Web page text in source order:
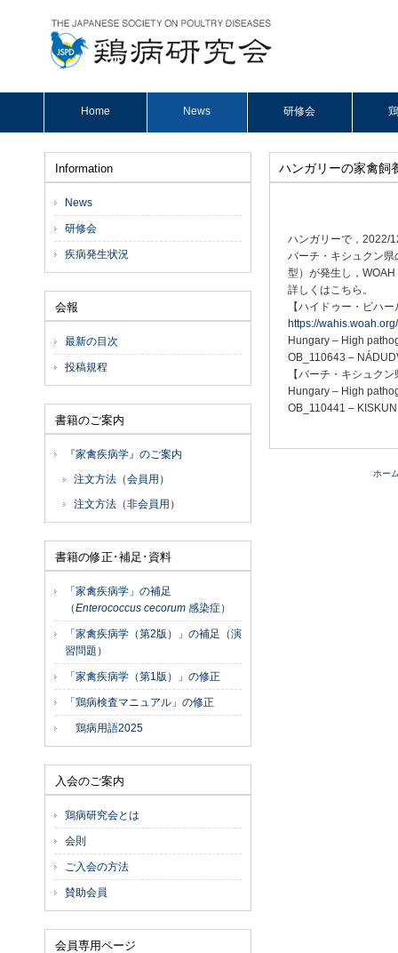
Home News 研修会
ハンガリーの家禽飼
ハンガリーで，2022/
バーチ・キシュクン
型）が発生し，
詳しくはこちら。
【ハイドゥー・ビハ
https://
Hungary – High
OB_110643 –
【バーチ・キシュクン
Hungary – High
OB_110441 –
ホー
Information
News
研修会
疾病発生状況
会報
最新の目次
投稿規程
書籍のご案内
『家禽疾病学』のご案内
注文方法（会員用）
注文方法（非会員用）
書籍の修正･補足･資料
「家禽疾病学」の補足
（Enterococcus cecorum 感染症）
「家禽疾病学（第2版）」の補足（演
習問題）
「家禽疾病学（第1版）」の修正
「鶏病検査マニュアル」の修正
鶏病用語2025
入会のご案内
鶏病研究会とは
会則
ご入会の方法
賛助会員
会員専用ページ